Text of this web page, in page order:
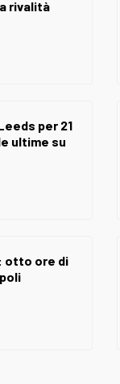
rivalità
per 21
ultime su
otto ore di